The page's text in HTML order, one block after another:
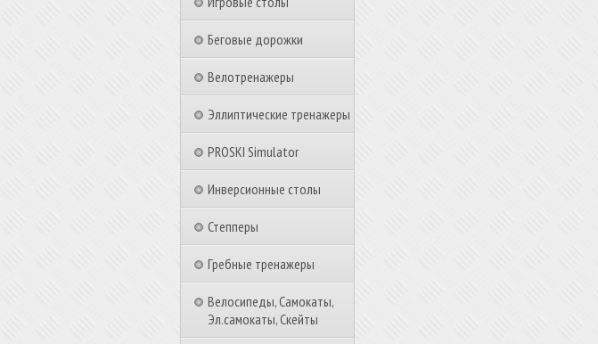
Беговые дорожки
Велотренажеры
Эллиптические тренажеры
PROSKI Simulator
Инверсионные столы
Степперы
Гребные тренажеры
Велосипеды, Самокаты,
Эл.самокаты, Скейты